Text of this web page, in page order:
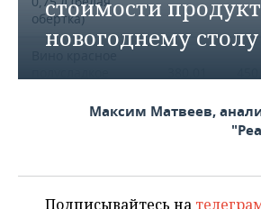
стоимости
новогоднему столу
обертка)
Водка «Русский
Максим Матвеев,
Подписывайтесь на